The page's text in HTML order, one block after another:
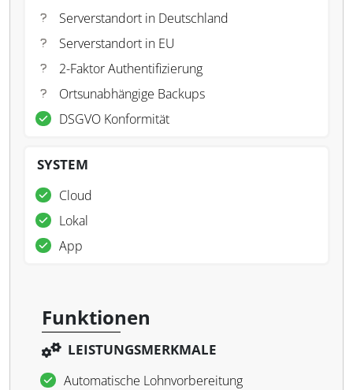
Serverstandort in Deutschland
Serverstandort in EU
2-Faktor Authentifizierung
Ortsunabhängige Backups
DSGVO Konformität
SYSTEM
Cloud
Lokal
App
Funktionen
LEISTUNGSMERKMALE
Automatische Lohnvorbereitung